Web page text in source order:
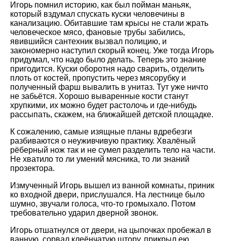
Игорь помнил историю, как был пойман маньяк,
который вздумал спускать куски человечины в
канализацию. Обитавшие там крысы не стали жрать
человеческое мясо, фановые трубы забились,
явившийся сантехник вызвал полицию, и
закономерно наступил скорый конец. Уже тогда Игорь
придумал, что надо было делать. Теперь это знание
пригодится. Куски оборотня надо сварить, отделить
плоть от костей, пропустить через мясорубку и
полученный фарш вывалить в унитаз. Тут уже ничто
не забьётся. Хорошо вываренные кости станут
хрупкими, их можно будет растолочь и где-нибудь
рассыпать, скажем, на ближайшей детской площадке.
К сожалению, самые изящные планы вдребезги
разбиваются о неуживчивую практику. Хвалёный
рёберный нож так и не сумел разделить тело на части.
Не хватило то ли умений мясника, то ли знаний
прозектора.
Измученный Игорь вышел из ванной комнаты, приник
ко входной двери, прислушался. На лестнице было
шумно, звучали голоса, что-то громыхало. Потом
требовательно ударил дверной звонок.
Игорь отшатнулся от двери, на цыпочках пробежал в
ванную, сорвал клеёнчатую штору, прикрыл ею